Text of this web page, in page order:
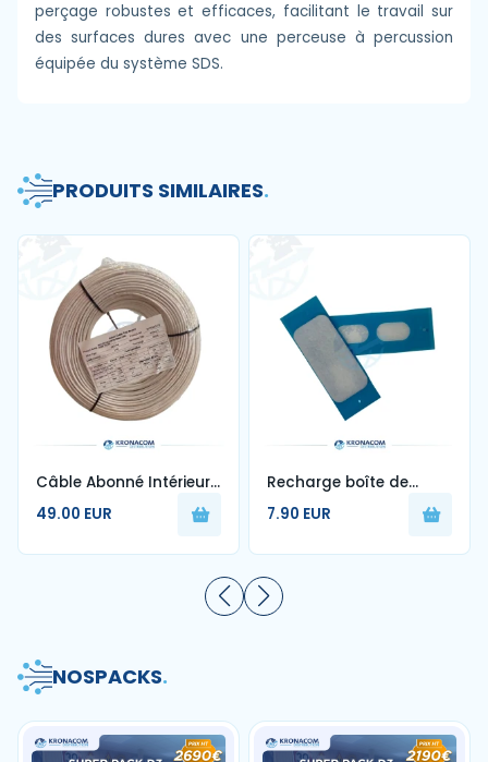
perçage robustes et efficaces, facilitant le travail sur
des surfaces dures avec une perceuse à percussion
équipée du système SDS.
PRODUITS SIMILAIRES.
Câble Abonné Intérieur
1FO Blanc G657A2 250m
49.00 EUR
Recharge boîte de
nettoyage de fibre
optique
7.90 EUR
NOSPACKS.